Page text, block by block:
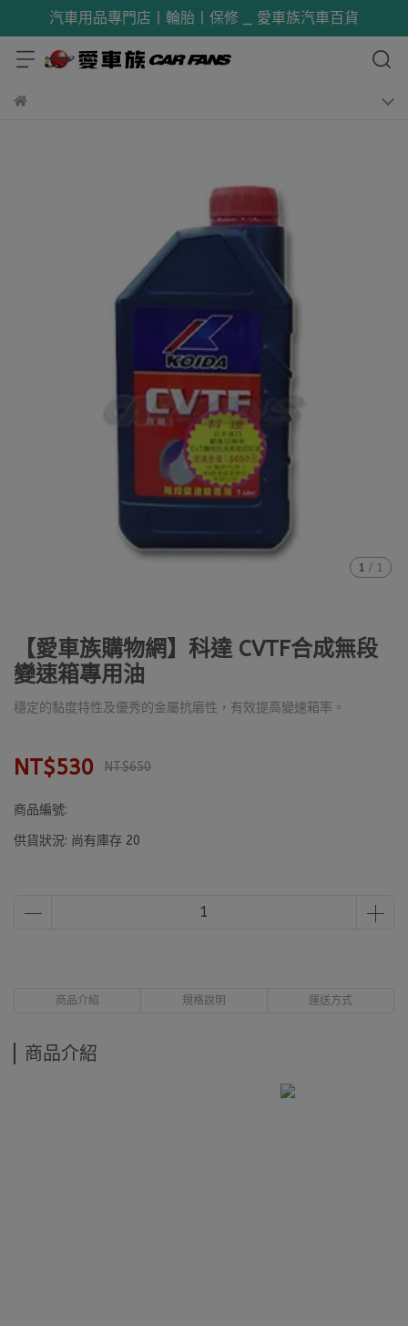
汽車用品專門店丨輪胎丨保修 _ 愛車族汽車百貨
1 / 1
【愛車族購物網】科達 CVTF合成無段
變速箱專用油
穩定的黏度特性及優秀的金屬抗磨性，有效提高變速箱率。
NT$530 NT$650
商品編號:
供貨狀況: 尚有庫存 20
商品介紹 規格說明 運送方式
商品介紹